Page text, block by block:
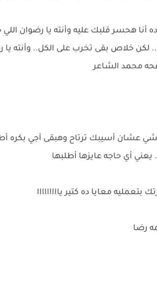
خلاص بقى تخرب على الكل.. وأنته يا
محمد الشاعر
عشان أسيبك ترتاح وهبقى آجي بكره
أي حاجه عايزها أطلبها
بتعمليه معايا ده كتير يااااااااا
رضا